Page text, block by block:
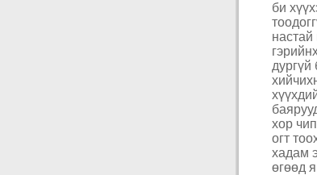
би
настай
дургүй
хор
огт
хадам
өгөөд